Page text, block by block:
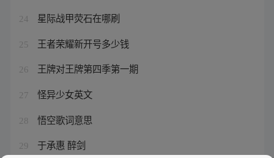
24 星际战甲荧石在哪刷
25 王者荣耀新开号多少钱
26 王牌对王牌第四季第一期
27 怪异少女英文
28 悟空歌词意思
29 于承惠 醉剑